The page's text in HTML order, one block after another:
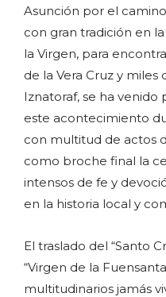
Asunción por el
con gran tradición en
la Virgen, para
de la Vera Cruz y miles
Iznatoraf, se ha
este acontecimiento
con multitud de actos
como broche final la
intensos de fe y
en la historia local y
El traslado del “Santo
“Virgen de la
multitudinarios jamás